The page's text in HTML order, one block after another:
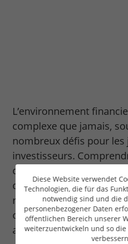
L’environnement
complexe que jamais,
nombreux défis pour les
investisseurs.
des marchés financiers
d’un portefeuille, c’est
réaliser ses ambitions,
opportunités, et prendre
avenir financier.
Diese Website verwendet
Technologien, die für das
notwendig sind und die
personenbezogener Daten
öffentlichen Bereich unserer
weiterzuentwickeln und so